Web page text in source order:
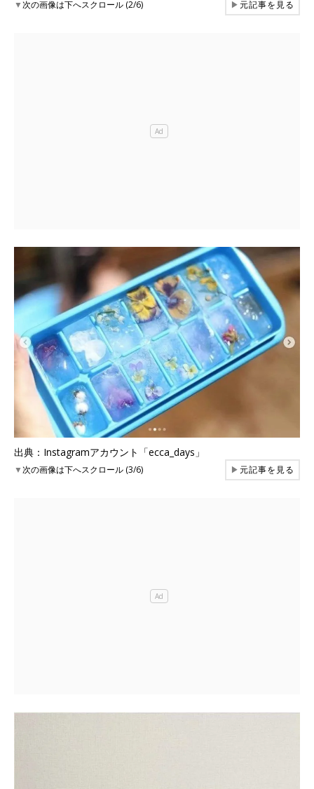
▼次の画像は下へスクロール (2/6) ▶元記事を見る
出典：Instagramアカウント「ecca_days」
▼次の画像は下へスクロール (3/6) ▶元記事を見る